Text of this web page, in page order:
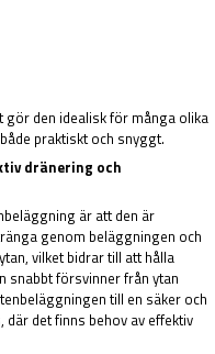
gör den idealisk för många olika
praktiskt och snyggt.
dränering och
är att den är
genom beläggningen och
vilket bidrar till att hålla
snabbt försvinner från ytan
till en säker och
det finns behov av effektiv